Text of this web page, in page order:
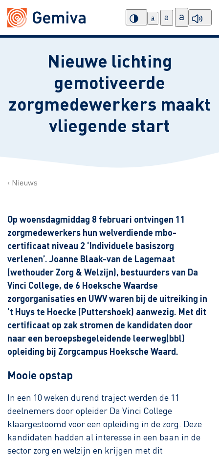
a a a
Nieuwe lichting
gemotiveerde
zorgmedewerkers maakt
vliegende start
Nieuws
Op woensdagmiddag 8 februari ontvingen 11
zorgmedewerkers hun welverdiende mbo-
certificaat niveau 2 ‘Individuele basiszorg
verlenen’. Joanne Blaak-van de Lagemaat
(wethouder Zorg & Welzijn), bestuurders van Da
Vinci College, de 6 Hoeksche Waardse
zorgorganisaties en UWV waren bij de uitreiking in
’t Huys te Hoecke (Puttershoek) aanwezig. Met dit
certificaat op zak stromen de kandidaten door
naar een beroepsbegeleidende leerweg(bbl)
opleiding bij Zorgcampus Hoeksche Waard.
Mooie opstap
In een 10 weken durend traject werden de 11
deelnemers door opleider Da Vinci College
klaargestoomd voor een opleiding in de zorg. Deze
kandidaten hadden al interesse in een baan in de
sector zorg en welzijn en krijgen met dit